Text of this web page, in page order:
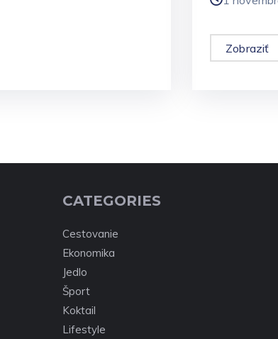
Zobraziť
CATEGORIES
Cestovanie
Ekonomika
Jedlo
Šport
Koktail
Lifestyle